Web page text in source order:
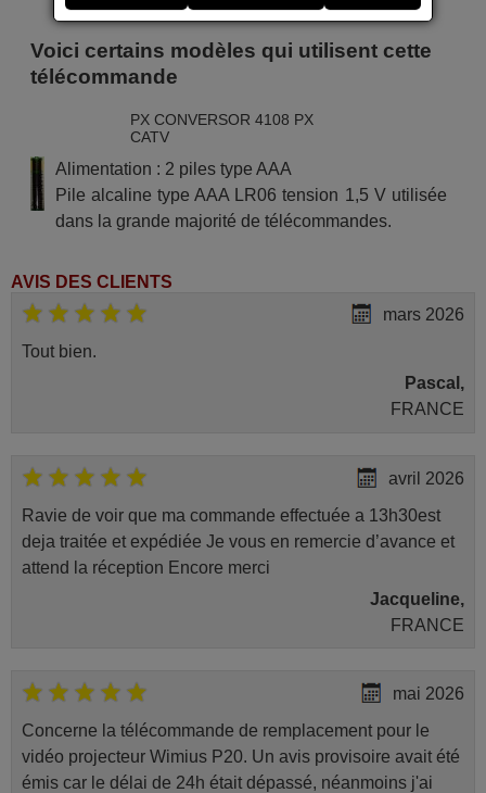
Voici certains modèles qui utilisent cette
télécommande
PX CONVERSOR 4108 PX
CATV
Alimentation : 2 piles type AAA
Pile alcaline type AAA LR06 tension 1,5 V utilisée
dans la grande majorité de télécommandes.
AVIS DES CLIENTS
mars 2026
Tout bien.
Pascal,
FRANCE
avril 2026
Ravie de voir que ma commande effectuée a 13h30est
deja traitée et expédiée Je vous en remercie d’avance et
attend la réception Encore merci
Jacqueline,
FRANCE
mai 2026
Concerne la télécommande de remplacement pour le
vidéo projecteur Wimius P20. Un avis provisoire avait été
émis car le délai de 24h était dépassé, néanmoins j'ai